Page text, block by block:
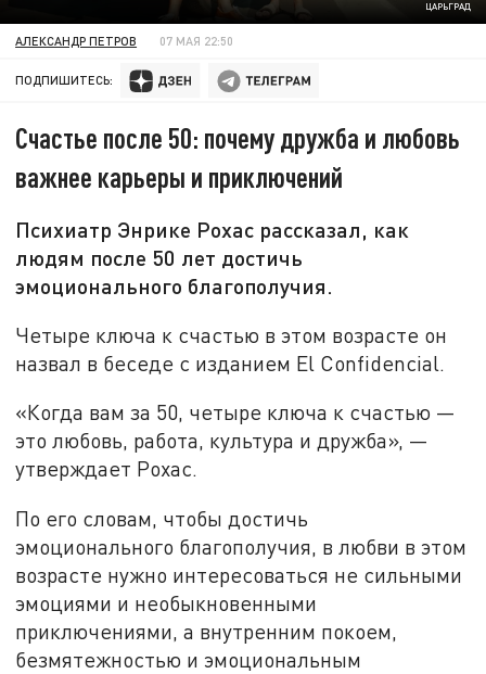
ЦАРЬГРАД
АЛЕКСАНДР ПЕТРОВ 07 МАЯ 22:50
ПОДПИШИТЕСЬ:
Счастье после 50: почему дружба и любовь
важнее карьеры и приключений
Психиатр Энрике Рохас рассказал, как
людям после 50 лет достичь
эмоционального благополучия.
Четыре ключа к счастью в этом возрасте он
назвал в беседе с изданием El Confidencial.
«Когда вам за 50, четыре ключа к счастью —
это любовь, работа, культура и дружба», —
утверждает Рохас.
По его словам, чтобы достичь
эмоционального благополучия, в любви в этом
возрасте нужно интересоваться не сильными
эмоциями и необыкновенными
приключениями, а внутренним покоем,
безмятежностью и эмоциональным